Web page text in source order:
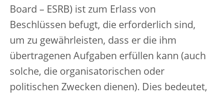
Board – ESRB) ist zum Erlass von
Beschlüssen befugt, die erforderlich sind,
um zu gewährleisten, dass er die ihm
übertragenen Aufgaben erfüllen kann (auch
solche, die organisatorischen oder
politischen Zwecken dienen). Dies bedeutet,